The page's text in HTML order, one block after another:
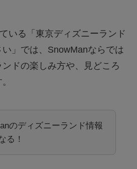
いる「東京ディズニーランド
」では、SnowManならでは
ドの楽しみ方や、見どころ
のディズニーランド情報
る！